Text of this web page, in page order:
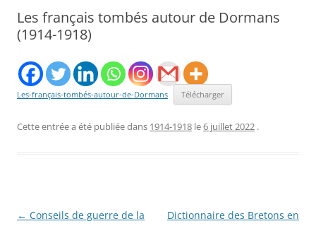
Les français tombés autour de Dormans
(1914-1918)
Les-français-tombés-autour-de-Dormans Télécharger
Cette entrée a été publiée dans 1914-1918 le6 juillet 2022 .
Navigation
← Conseils de guerre de la
Dictionnaire des Bretons en